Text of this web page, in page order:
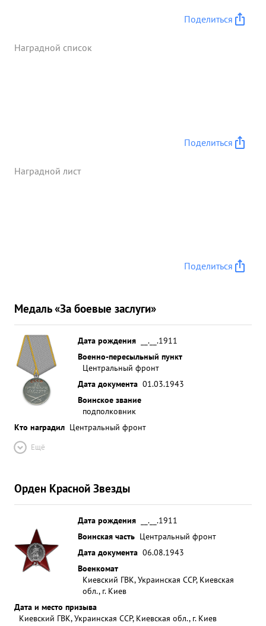
Поделиться
Наградной список
Поделиться
Наградной лист
Поделиться
Медаль «За боевые заслуги»
Дата рождения
__.__.1911
Военно-пересыльный пункт
Центральный фронт
Дата документа 01.03.1943
Воинское звание
подполковник
Кто наградил Центральный фронт
Ещё
Орден Красной Звезды
Дата рождения
__.__.1911
Воинская часть Центральный фронт
Дата документа 06.08.1943
Военкомат
Киевский ГВК, Украинская ССР, Киевская
обл., г. Киев
Дата и место призыва
Киевский ГВК, Украинская ССР, Киевская обл., г. Киев